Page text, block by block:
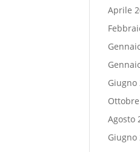
Aprile
Giugno
Ottobre
Agosto
Giugno